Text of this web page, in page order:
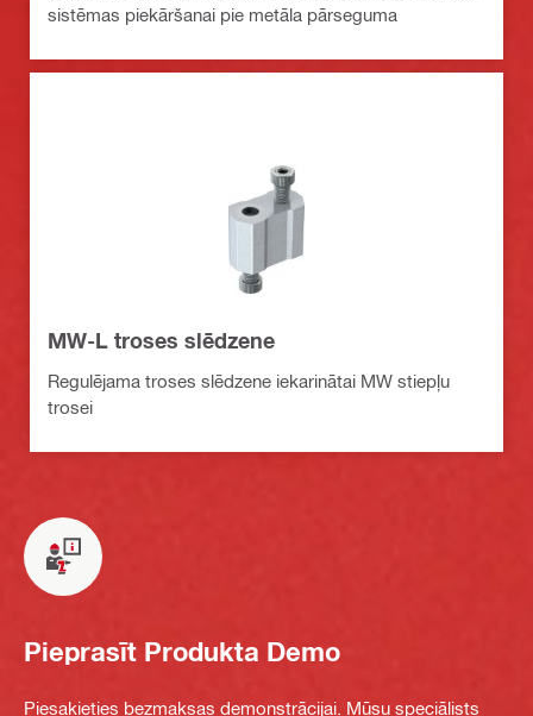
sistēmas piekāršanai pie metāla pārseguma
MW-L troses slēdzene
Regulējama troses slēdzene iekarinātai MW stiepļu
trosei
Pieprasīt Produkta Demo
Piesakieties bezmaksas demonstrācijai. Mūsu speciālists